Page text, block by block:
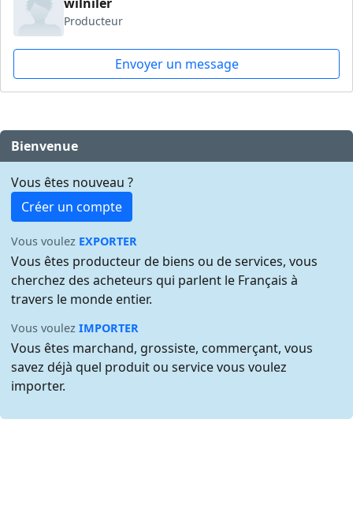
Producteur
Envoyer un message
Bienvenue
Vous êtes nouveau ?
Créer un compte
Vous voulez EXPORTER
Vous êtes producteur de biens ou de services, vous
cherchez des acheteurs qui parlent le Français à
travers le monde entier.
Vous voulezIMPORTER
Vous êtes marchand, grossiste, commerçant, vous
savez déjà quel produit ou service vous voulez
importer.